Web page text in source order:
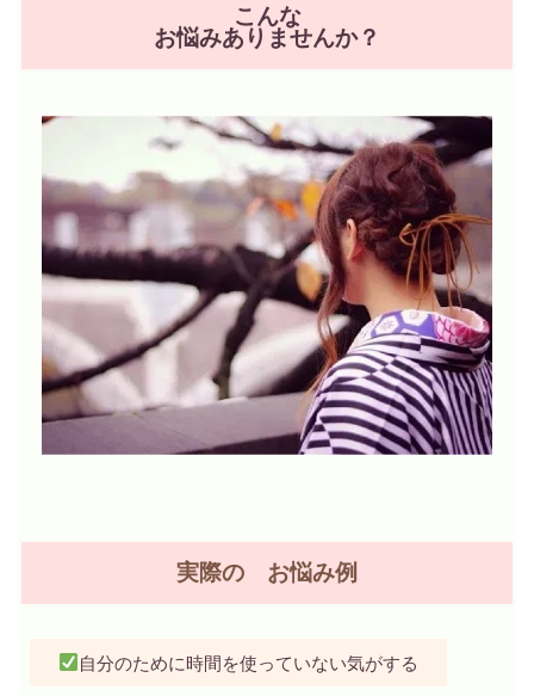
こんな
お悩みありませんか？
実際の お悩み例
自分のために時間を使っていない気がする